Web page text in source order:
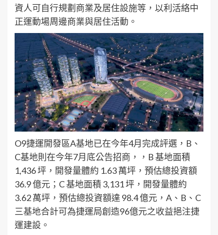
資人可自行規劃商業及居住設施等，以利活絡中
正運動場周邊商業與居住活動。
O9捷運開發區A基地已在今年4月完成評選，B、
C基地則在今年7月底公告招商，，B 基地面積
1,436 坪，開發量體約 1.63 萬坪，預估總投資額
36.9 億元；C 基地面積 3,131 坪，開發量體約
3.62 萬坪，預估總投資額達 98.4 億元，A、B、C
三基地合計可為捷運局創造96億元之收益挹注捷
運建設。